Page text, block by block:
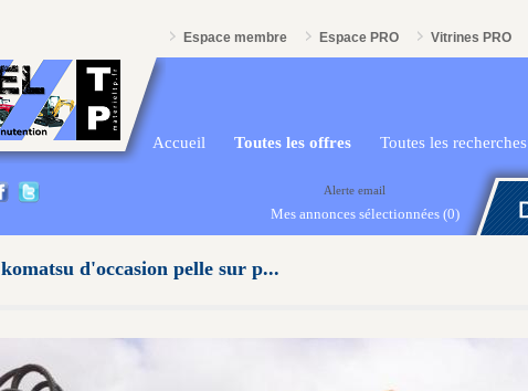
Espace membre Espace PRO Vitrines PRO
Accueil Toutes les offres Toutes les recherches
Alerte email
Mes annonces sélectionnées (0)
komatsu d'occasion pelle sur p...